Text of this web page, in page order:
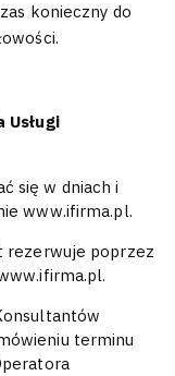
konieczny do
Usługi
się w dniach i
www.ifirma.pl.
rezerwuje poprzez
terminu